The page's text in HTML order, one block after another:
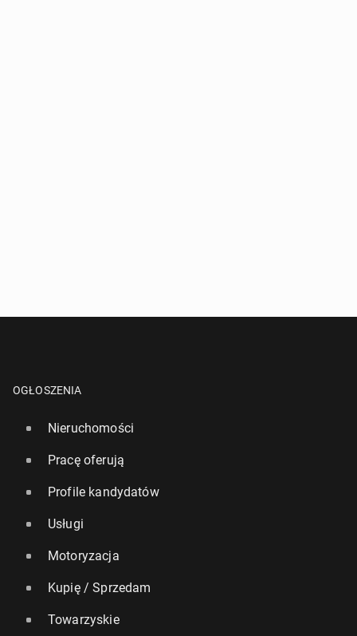
OGŁOSZENIA
Nieruchomości
Pracę oferują
Profile kandydatów
Usługi
Motoryzacja
Kupię / Sprzedam
Towarzyskie